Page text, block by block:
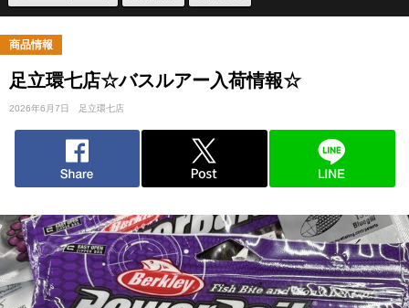
商品情報
足立環七店☆バスルアー入荷情報☆
2026年6月7日 足立環七店